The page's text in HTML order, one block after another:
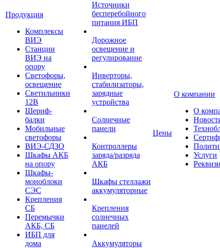
Продукция
Комплексы
ВИЭ
Станции
ВИЭ на
опору
Светофоры,
освещение
Светильники
12В
Шериф-
балки
Мобильные
светофоры
ВИЭ-СДЗО
Шкафы АКБ
на опору
Шкафы-
моноблоки
СЭС
Крепления
СБ
Перемычки
АКБ, СБ
ИБП для
дома
Источники
бесперебойного
питания ИБП
Дорожное
освещение и
регулирование
Инверторы,
стабилизаторы,
зарядные
устройства
Солнечные
панели
Контроллеры
заряда/разряда
АКБ
Шкафы стеллажи
аккумуляторные
Крепления
солнечных
панелей
Аккумуляторы
Цены
О компании
О
Услуги